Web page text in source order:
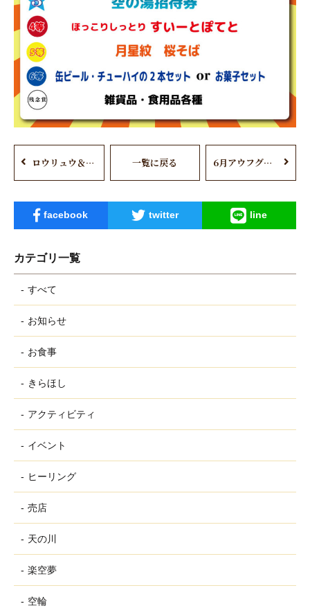
6月アウフグース＆ロウリュウイベント
一覧に戻る
ロウリュウ＆アウフグース
facebook twitter line
カテゴリ一覧
すべて
お知らせ
お食事
きらほし
アクティビティ
イベント
ヒーリング
売店
天の川
楽空夢
空輪